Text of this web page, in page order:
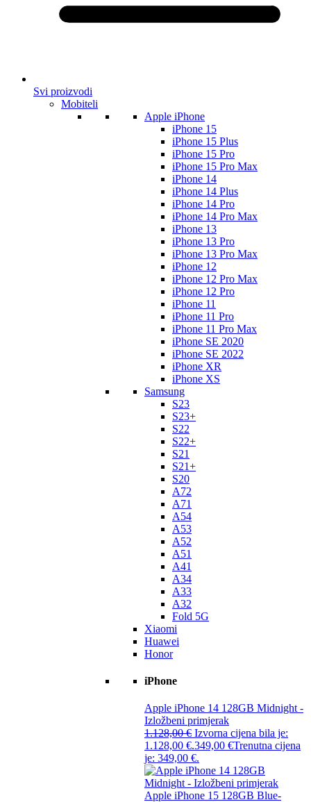
Svi proizvodi
Mobiteli
Apple iPhone
iPhone 15
iPhone 15 Plus
iPhone 15 Pro
iPhone 15 Pro Max
iPhone 14
iPhone 14 Plus
iPhone 14 Pro
iPhone 14 Pro Max
iPhone 13
iPhone 13 Pro
iPhone 13 Pro Max
iPhone 12
iPhone 12 Pro Max
iPhone 12 Pro
iPhone 11
iPhone 11 Pro
iPhone 11 Pro Max
iPhone SE 2020
iPhone SE 2022
iPhone XR
iPhone XS
Samsung
S23
S23+
S22
S22+
S21
S21+
S20
A72
A71
A54
A53
A52
A51
A41
A34
A33
A32
Fold 5G
Xiaomi
Huawei
Honor
iPhone
Apple iPhone 14 128GB Midnight -
Izložbeni primjerak
1.128,00€ Izvorna cijena bila je:
1.128,00 €.349,00 €Trenutna cijena
je: 349,00 €.
Apple iPhone 15 128GB Blue-